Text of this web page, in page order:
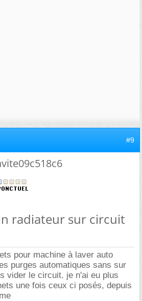
#9
radiateur sur circuit
pour machine à laver auto
purges automatiques sans sur
vider le circuit. je n'ai eu plus
une fois ceux ci posés, depuis